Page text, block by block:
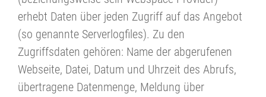
erhebt Daten über jeden Zugriff auf das Angebot
(so genannte Serverlogfiles). Zu den
Zugriffsdaten gehören: Name der abgerufenen
Webseite, Datei, Datum und Uhrzeit des Abrufs,
übertragene Datenmenge, Meldung über